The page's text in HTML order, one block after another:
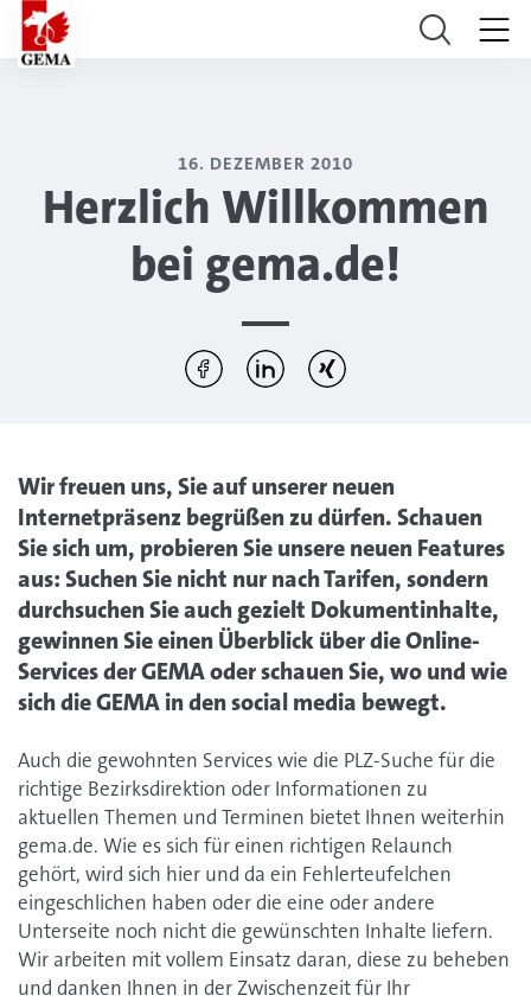
16. DEZEMBER 2010
Herzlich Willkommen
bei gema.de!
Diesen Artikel teilen: Per Facebook teilen
Per LinkedIn teilen
Per Xing teilen
Wir freuen uns, Sie auf unserer neuen
Internetpräsenz begrüßen zu dürfen. Schauen
Sie sich um, probieren Sie unsere neuen Features
aus: Suchen Sie nicht nur nach Tarifen, sondern
durchsuchen Sie auch gezielt Dokumentinhalte,
gewinnen Sie einen Überblick über die Online-
Services der GEMA oder schauen Sie, wo und wie
sich die GEMA in den social media bewegt.
Auch die gewohnten Services wie die PLZ-Suche für die
richtige Bezirksdirektion oder Informationen zu
aktuellen Themen und Terminen bietet Ihnen weiterhin
gema.de. Wie es sich für einen richtigen Relaunch
gehört, wird sich hier und da ein Fehlerteufelchen
eingeschlichen haben oder die eine oder andere
Unterseite noch nicht die gewünschten Inhalte liefern.
Wir arbeiten mit vollem Einsatz daran, diese zu beheben
und danken Ihnen in der Zwischenzeit für Ihr